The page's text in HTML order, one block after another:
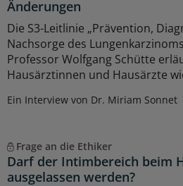
Änderungen
Die S3-Leitlinie „Prävention,
Nachsorge des
Professor Wolfgang Schütte
Hausärztinnen und Hausärzte
Ein Interview von Dr. Miriam Sonnet
Frage an die Ethiker
Darf der Intimbereich beim
ausgelassen werden?